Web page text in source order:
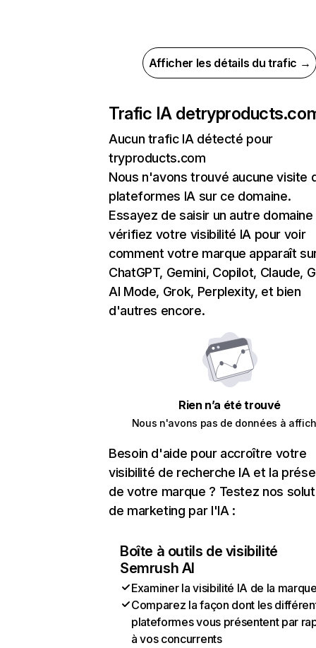
Afficher les détails du trafic →
Trafic IA de
Aucun trafic IA détecté pour
tryproducts.com
Nous n'avons trouvé aucune visite
plateformes IA sur ce domaine.
Essayez de saisir un autre domaine
vérifiez votre visibilité IA pour voir
comment votre marque apparaît
ChatGPT, Gemini, Copilot, Claude,
AI Mode, Grok, Perplexity, et bien
d'autres encore.
Rien n’a été trouvé
Nous n'avons pas de données à
Besoin d'aide pour accroître votre
visibilité de recherche IA et la
de votre marque ? Testez nos
de marketing par l'IA :
Boîte à outils de visibilité
Semrush AI
Examiner la visibilité IA de la
Comparez la façon dont les
plateformes vous présentent par
à vos concurrents